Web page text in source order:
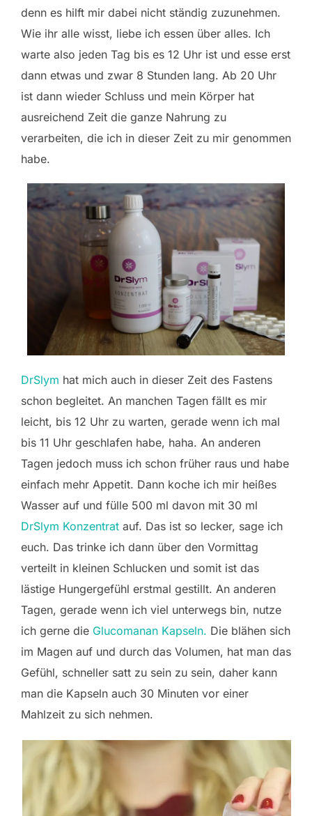
denn es hilft mir dabei nicht ständig zuzunehmen.
Wie ihr alle wisst, liebe ich essen über alles. Ich
warte also jeden Tag bis es 12 Uhr ist und esse erst
dann etwas und zwar 8 Stunden lang. Ab 20 Uhr
ist dann wieder Schluss und mein Körper hat
ausreichend Zeit die ganze Nahrung zu
verarbeiten, die ich in dieser Zeit zu mir genommen
habe.
DrSlym hat mich auch in dieser Zeit des Fastens
schon begleitet. An manchen Tagen fällt es mir
leicht, bis 12 Uhr zu warten, gerade wenn ich mal
bis 11 Uhr geschlafen habe, haha. An anderen
Tagen jedoch muss ich schon früher raus und habe
einfach mehr Appetit. Dann koche ich mir heißes
Wasser auf und fülle 500 ml davon mit 30 ml
DrSlym Konzentrat auf. Das ist so lecker, sage ich
euch. Das trinke ich dann über den Vormittag
verteilt in kleinen Schlucken und somit ist das
lästige Hungergefühl erstmal gestillt. An anderen
Tagen, gerade wenn ich viel unterwegs bin, nutze
ich gerne die Glucomanan Kapseln. Die blähen sich
im Magen auf und durch das Volumen, hat man das
Gefühl, schneller satt zu sein zu sein, daher kann
man die Kapseln auch 30 Minuten vor einer
Mahlzeit zu sich nehmen.